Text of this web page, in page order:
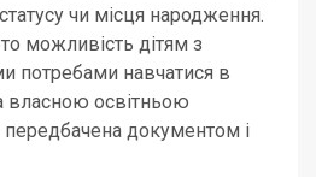
чи місця народження.
можливість дітям з
потребами навчатися в
власною освітньою
документом і